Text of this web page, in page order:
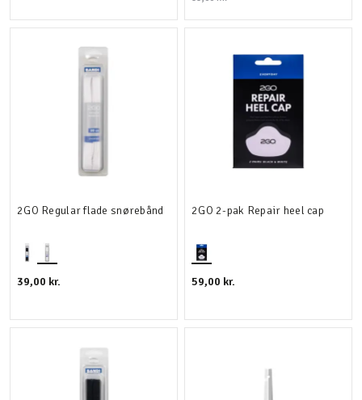
2GO Regular flade snørebånd
39,00 kr.
2GO 2-pak Repair heel cap
59,00 kr.